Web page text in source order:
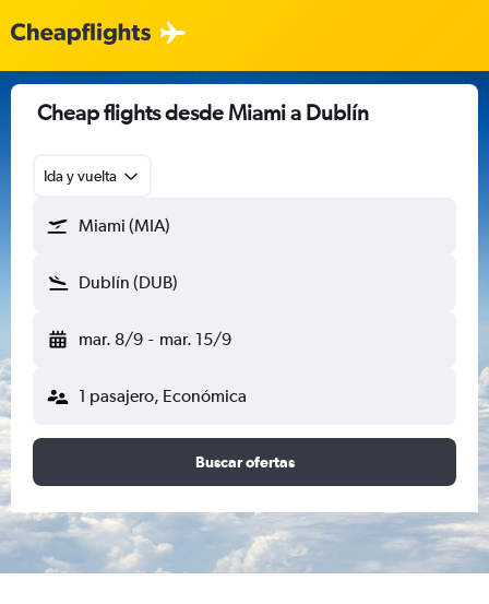
Cheap flights desde Miami a Dublín
Ida y vuelta
Miami (MIA)
Dublín (DUB)
mar. 8/9 - mar. 15/9
1 pasajero, Económica
Buscar ofertas